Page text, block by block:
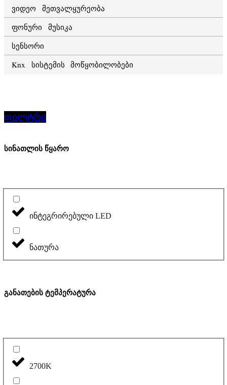
ვიდეო მეთვალყურეობა
ფონური მუსიკა
სენსორი
Knx სისტემის მოწყობილობები
ფილტრი
სინათლის წყარო
ინტეგრირებული LED
ნათურა
განათების ტემპერატურა
2700K